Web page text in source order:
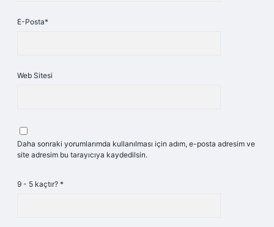
E-Posta*
Web Sitesi
Daha sonraki yorumlarımda kullanılması için adım, e-posta adresim ve
site adresim bu tarayıcıya kaydedilsin.
9 - 5 kaçtır? *